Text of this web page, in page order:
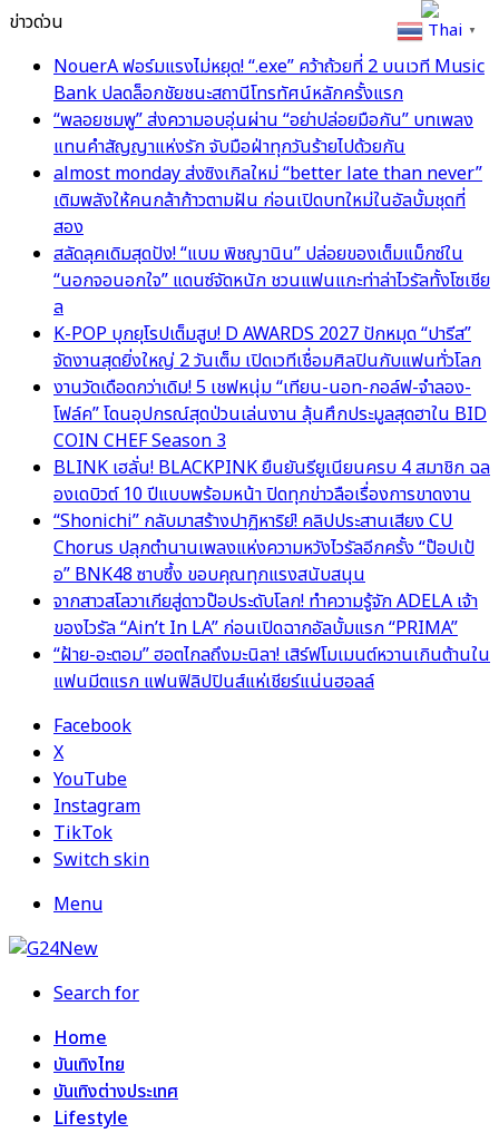
ข่าวด่วน
NouerA ฟอร์มแรงไม่หยุด! “.exe” คว้าถ้วยที่ 2 บนเวที Music
Bank ปลดล็อกชัยชนะสถานีโทรทัศน์หลักครั้งแรก
“พลอยชมพู” ส่งความอบอุ่นผ่าน “อย่าปล่อยมือกัน” บทเพลง
แทนคำสัญญาแห่งรัก จับมือฝ่าทุกวันร้ายไปด้วยกัน
almost monday ส่งซิงเกิลใหม่ “better late than never”
เติมพลังให้คนกล้าก้าวตามฝัน ก่อนเปิดบทใหม่ในอัลบั้มชุดที่
สอง
สลัดลุคเดิมสุดปัง! “แบม พิชญานิน” ปล่อยของเต็มแม็กซ์ใน
“นอกจอนอกใจ” แดนซ์จัดหนัก ชวนแฟนแกะท่าล่าไวรัลทั้งโซเชีย
ล
K-POP บุกยุโรปเต็มสูบ! D AWARDS 2027 ปักหมุด “ปารีส”
จัดงานสุดยิ่งใหญ่ 2 วันเต็ม เปิดเวทีเชื่อมศิลปินกับแฟนทั่วโลก
งานวัดเดือดกว่าเดิม! 5 เชฟหนุ่ม “เทียน-นอท-กอล์ฟ-จำลอง-
โฟล์ค” โดนอุปกรณ์สุดป่วนเล่นงาน ลุ้นศึกประมูลสุดฮาใน BID
COIN CHEF Season 3
BLINK เฮลั่น! BLACKPINK ยืนยันรียูเนียนครบ 4 สมาชิก ฉล
องเดบิวต์ 10 ปีแบบพร้อมหน้า ปิดทุกข่าวลือเรื่องการขาดงาน
“Shonichi” กลับมาสร้างปาฏิหาริย์! คลิปประสานเสียง CU
Chorus ปลุกตำนานเพลงแห่งความหวังไวรัลอีกครั้ง “ป๊อปเป้
อ” BNK48 ซาบซึ้ง ขอบคุณทุกแรงสนับสนุน
จากสาวสโลวาเกียสู่ดาวป๊อประดับโลก! ทำความรู้จัก ADELA เจ้า
ของไวรัล “Ain’t In LA” ก่อนเปิดฉากอัลบั้มแรก “PRIMA”
“ฝ้าย-อะตอม” ฮอตไกลถึงมะนิลา! เสิร์ฟโมเมนต์หวานเกินต้านใน
แฟนมีตแรก แฟนฟิลิปปินส์แห่เชียร์แน่นฮอลล์
Facebook
X
YouTube
Instagram
TikTok
Switch skin
Menu
Search for
Home
บันเทิงไทย
บันเทิงต่างประเทศ
Lifestyle
Thai ▼